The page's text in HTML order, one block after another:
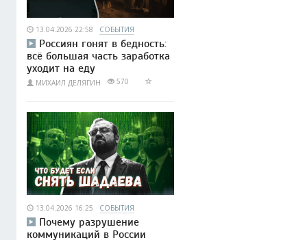
13.04.2026 22:58 СОБЫТИЯ
Россиян гонят в бедность:
всё большая часть заработка
уходит на еду
МИХАИЛ ДЕЛЯГИН 570
13.04.2026 16:25 СОБЫТИЯ
Почему разрушение
коммуникаций в России